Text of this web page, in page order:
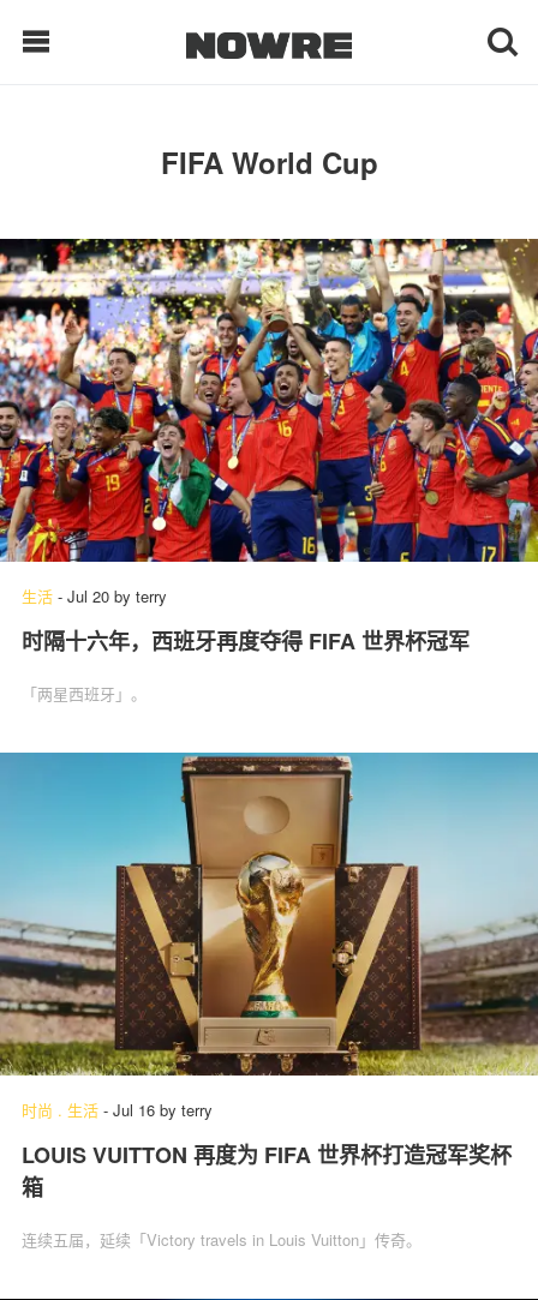
每日鲜榨
现客视点
每日栏目
时 尚
球 鞋
生 活
科 技
FIFA World Cup
生活 - Jul 20 by terry
时隔十六年，西班牙再度夺得 FIFA 世界杯冠军
「两星西班牙」。
时尚 . 生活 - Jul 16 by terry
LOUIS VUITTON 再度为 FIFA 世界杯打造冠军奖杯
箱
连续五届，延续「Victory travels in Louis Vuitton」传奇。